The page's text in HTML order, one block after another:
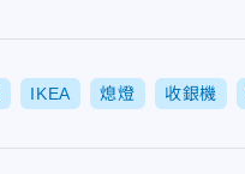
IKEA 熄燈 收銀機